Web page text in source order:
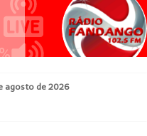
agosto de 2026